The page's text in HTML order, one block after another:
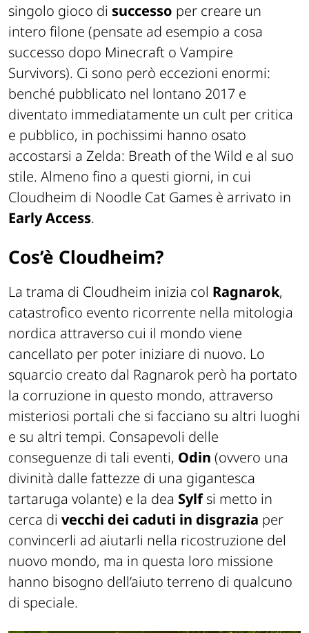
singolo gioco di successo per creare un
intero filone (pensate ad esempio a cosa
successo dopo Minecraft o Vampire
Survivors). Ci sono però eccezioni enormi:
benché pubblicato nel lontano 2017 e
diventato immediatamente un cult per critica
e pubblico, in pochissimi hanno osato
accostarsi a Zelda: Breath of the Wild e al suo
stile. Almeno fino a questi giorni, in cui
Cloudheim di Noodle Cat Games è arrivato in
Early Access.
Cos’è Cloudheim?
La trama di Cloudheim inizia col Ragnarok,
catastrofico evento ricorrente nella mitologia
nordica attraverso cui il mondo viene
cancellato per poter iniziare di nuovo. Lo
squarcio creato dal Ragnarok però ha portato
la corruzione in questo mondo, attraverso
misteriosi portali che si facciano su altri luoghi
e su altri tempi. Consapevoli delle
conseguenze di tali eventi, Odin (ovvero una
divinità dalle fattezze di una gigantesca
tartaruga volante) e la dea Sylfsi metto in
cerca di vecchi dei caduti in disgrazia per
convincerli ad aiutarli nella ricostruzione del
nuovo mondo, ma in questa loro missione
hanno bisogno dell’aiuto terreno di qualcuno
di speciale.